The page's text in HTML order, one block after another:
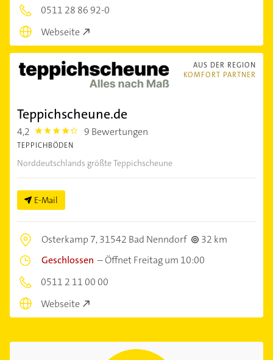
0511 28 86 92-0
Webseite
AUS DER REGION
KOMFORT PARTNER
Teppichscheune.de
4,2 4.2000003 9 Bewertungen
TEPPICHBÖDEN
Norddeutschlands größte Teppichscheune
E-Mail
Osterkamp 7,31542 Bad Nenndorf
32 km
Geschlossen –Öffnet Freitag um 10:00
0511 2 11 00 00
Webseite